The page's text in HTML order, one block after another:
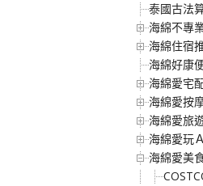
泰國古法
海綿不專
海綿住宿
海綿好康
海綿愛宅
海綿愛按
海綿愛旅
海綿愛玩
海綿愛美